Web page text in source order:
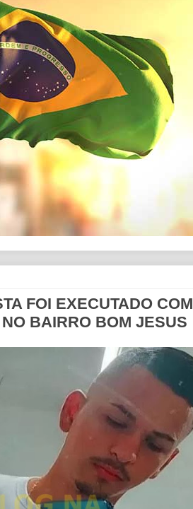
FOI EXECUTADO COM
BAIRRO BOM JESUS